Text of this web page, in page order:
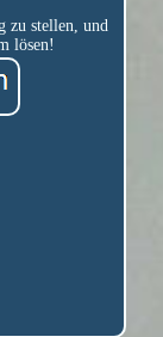
zu stellen, und
lösen!